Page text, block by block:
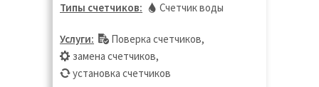
Типы счетчиков: Счетчик воды
Услуги: Поверка счетчиков,
замена счетчиков,
установка счетчиков